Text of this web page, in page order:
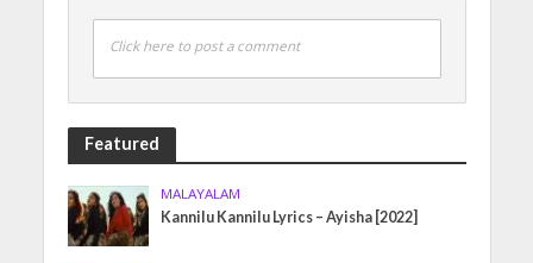
Click here to post a comment
Featured
MALAYALAM
Kannilu Kannilu Lyrics – Ayisha [2022]